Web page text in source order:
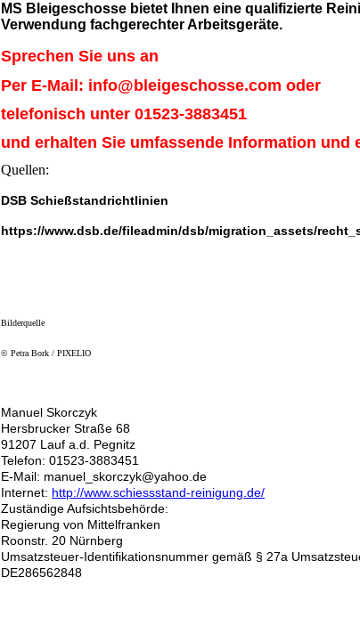
MS Bleigeschosse bietet Ihnen eine qualifizierte
Verwendung fachgerechter Arbeitsgeräte.
Sprechen Sie uns an
Per E-Mail: info@bleigeschosse.com oder
telefonisch unter 01523-3883451
und erhalten Sie umfassende Information und
Quellen:
DSB Schießstandrichtlinien
https://www.dsb.de/fileadmin/dsb/migration_assets/
Bilderquelle
© Petra Bork / PIXELIO
Manuel Skorczyk
Hersbrucker Straße 68
91207 Lauf a.d. Pegnitz
Telefon: 01523-3883451
E-Mail: manuel_skorczyk@yahoo.de
Internet: http://www.schiessstand-reinigung.de/
Zuständige Aufsichtsbehörde:
Regierung von Mittelfranken
Roonstr. 20 Nürnberg
Umsatzsteuer-Identifikationsnummer gemäß § 27a
DE286562848